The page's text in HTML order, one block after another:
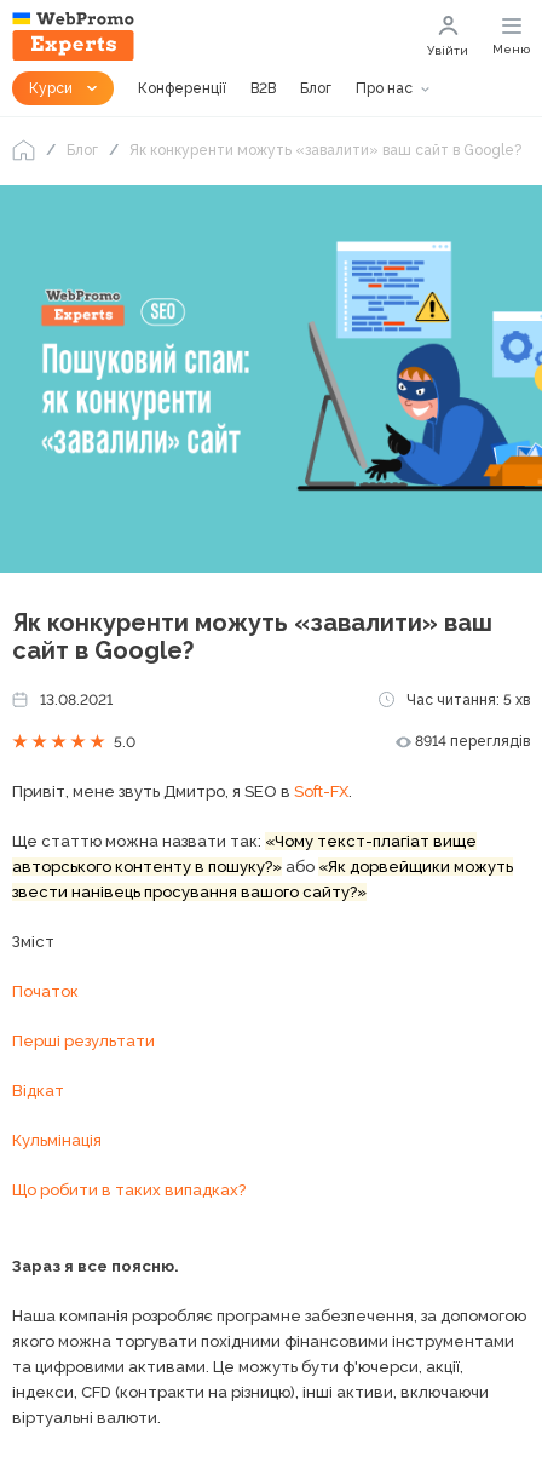
Курси Конференції B2B Блог Про нас
Увійти Меню
Блог Як конкуренти можуть «завалити» ваш сайт в Google?
Як конкуренти можуть «завалити» ваш
сайт в Google?
13.08.2021 Час читання: 5 хв
5.0 8914 переглядів
Привіт, мене звуть Дмитро, я SEO в Soft-FX.
Ще статтю можна назвати так: «Чому текст-плагіат вище
авторського контенту в пошуку?» або «Як дорвейщики можуть
звести нанівець просування вашого сайту?»
Зміст
Початок
Перші результати
Відкат
Кульмінація
Що робити в таких випадках?
Зараз я все поясню.
Наша компанія розробляє програмне забезпечення, за допомогою
якого можна торгувати похідними фінансовими інструментами
та цифровими активами. Це можуть бути ф'ючерси, акції,
індекси, CFD (контракти на різницю), інші активи, включаючи
віртуальні валюти.